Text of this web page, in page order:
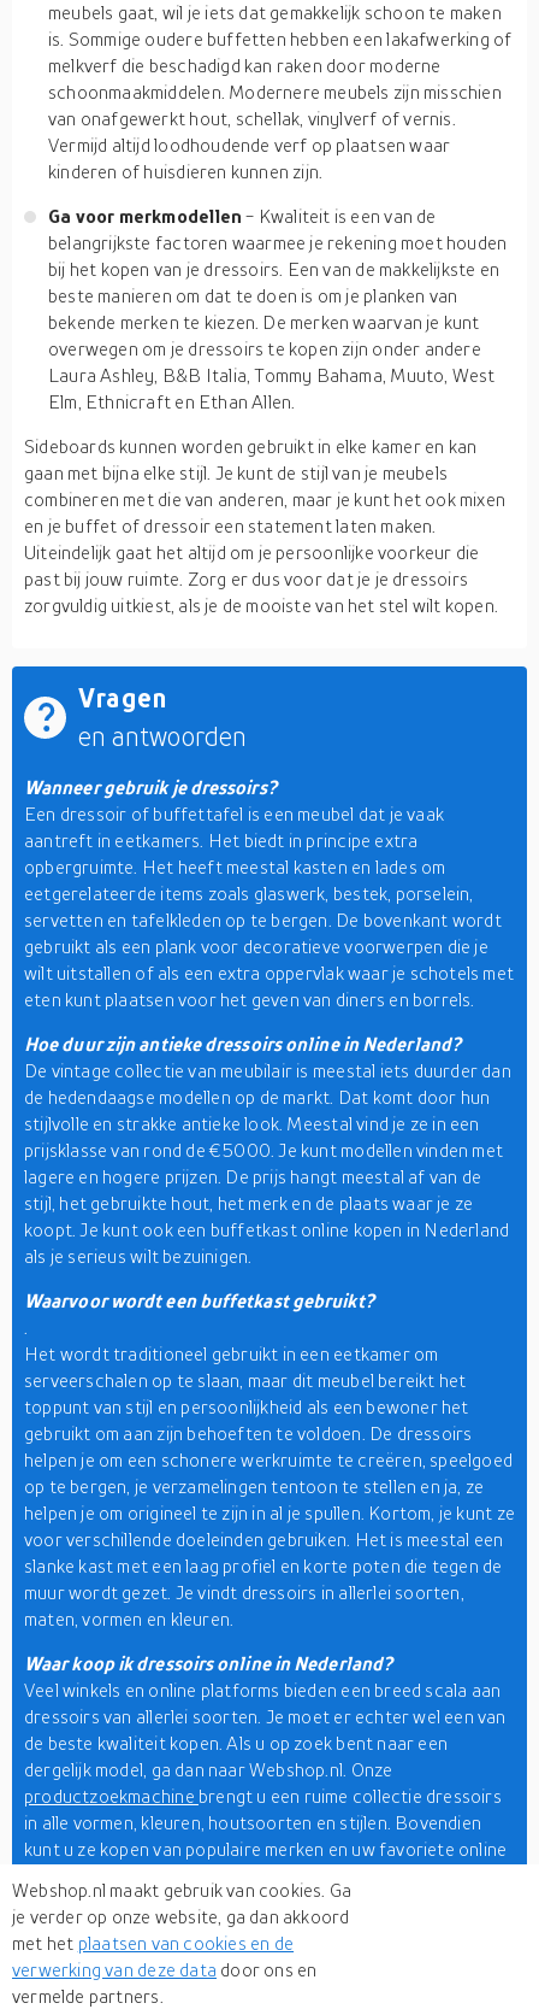
meubels gaat, wil je iets dat gemakkelijk schoon te maken
is. Sommige oudere buffetten hebben een lakafwerking of
melkverf die beschadigd kan raken door moderne
schoonmaakmiddelen. Modernere meubels zijn misschien
van onafgewerkt hout, schellak, vinylverf of vernis.
Vermijd altijd loodhoudende verf op plaatsen waar
kinderen of huisdieren kunnen zijn.
Ga voor merkmodellen- Kwaliteit is een van de
belangrijkste factoren waarmee je rekening moet houden
bij het kopen van je dressoirs. Een van de makkelijkste en
beste manieren om dat te doen is om je planken van
bekende merken te kiezen. De merken waarvan je kunt
overwegen om je dressoirs te kopen zijn onder andere
Laura Ashley, B&B Italia, Tommy Bahama, Muuto, West
Elm, Ethnicraft en Ethan Allen.
Sideboards kunnen worden gebruikt in elke kamer en kan
gaan met bijna elke stijl. Je kunt de stijl van je meubels
combineren met die van anderen, maar je kunt het ook mixen
en je buffet of dressoir een statement laten maken.
Uiteindelijk gaat het altijd om je persoonlijke voorkeur die
past bij jouw ruimte. Zorg er dus voor dat je je dressoirs
zorgvuldig uitkiest, als je de mooiste van het stel wilt kopen.
Vragen
en antwoorden
Wanneer gebruik je dressoirs?
Een dressoir of buffettafel is een meubel dat je vaak
aantreft in eetkamers. Het biedt in principe extra
opbergruimte. Het heeft meestal kasten en lades om
eetgerelateerde items zoals glaswerk, bestek, porselein,
servetten en tafelkleden op te bergen. De bovenkant wordt
gebruikt als een plank voor decoratieve voorwerpen die je
wilt uitstallen of als een extra oppervlak waar je schotels met
eten kunt plaatsen voor het geven van diners en borrels.
Hoe duur zijn antieke dressoirs online in Nederland?
De vintage collectie van meubilair is meestal iets duurder dan
de hedendaagse modellen op de markt. Dat komt door hun
stijlvolle en strakke antieke look. Meestal vind je ze in een
prijsklasse van rond de €5000. Je kunt modellen vinden met
lagere en hogere prijzen. De prijs hangt meestal af van de
stijl, het gebruikte hout, het merk en de plaats waar je ze
koopt. Je kunt ook een buffetkast online kopen in Nederland
als je serieus wilt bezuinigen.
Waarvoor wordt een buffetkast gebruikt?
Het wordt traditioneel gebruikt in een eetkamer om
serveerschalen op te slaan, maar dit meubel bereikt het
toppunt van stijl en persoonlijkheid als een bewoner het
gebruikt om aan zijn behoeften te voldoen. De dressoirs
helpen je om een schonere werkruimte te creëren, speelgoed
op te bergen, je verzamelingen tentoon te stellen en ja, ze
helpen je om origineel te zijn in al je spullen. Kortom, je kunt ze
voor verschillende doeleinden gebruiken. Het is meestal een
slanke kast met een laag profiel en korte poten die tegen de
muur wordt gezet. Je vindt dressoirs in allerlei soorten,
maten, vormen en kleuren.
Waar koop ik dressoirs online in Nederland?
Veel winkels en online platforms bieden een breed scala aan
dressoirs van allerlei soorten. Je moet er echter wel een van
de beste kwaliteit kopen. Als u op zoek bent naar een
dergelijk model, ga dan naar Webshop.nl. Onze
productzoekmachine brengt u een ruime collectie dressoirs
in alle vormen, kleuren, houtsoorten en stijlen. Bovendien
kunt u ze kopen van populaire merken en uw favoriete online
Opbergen is heel belangrijk in een huis. Daarom is een
functioneel en modern dressoir bij jou thuis de beste
oplossing. We hopen dat bovenstaande informatie je een
aantal van de meest moderne dressoirs heeft gebracht om
Webshop.nl maakt gebruik van cookies. Ga
je verder op onze website, ga dan akkoord
met het plaatsen van cookies en de
verwerking van deze data door ons en
vermelde partners.